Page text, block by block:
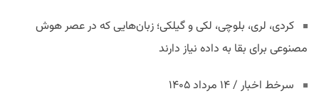
کردی، لری، بلوچی، لکی و گیلکی؛ زبان‌هایی که در عصر هوش
مصنوعی برای بقا به داده نیاز دارند
سرخط اخبار / ۱۴ مرداد ۱۴۰۵